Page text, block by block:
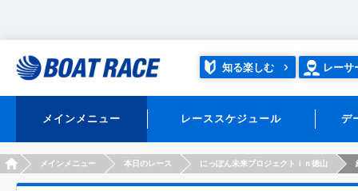
知る楽しむ レーサ
メインメニュー レーススケジュール デ
HOMEメインメニュー 本日のレース にっぽん未来プロジェクトｉｎ徳山